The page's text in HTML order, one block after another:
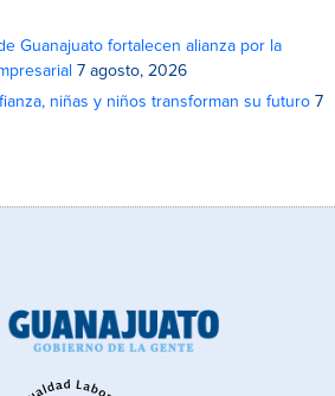
Guanajuato fortalecen alianza por la
7 agosto, 2026
niñas y niños transforman su futuro 7